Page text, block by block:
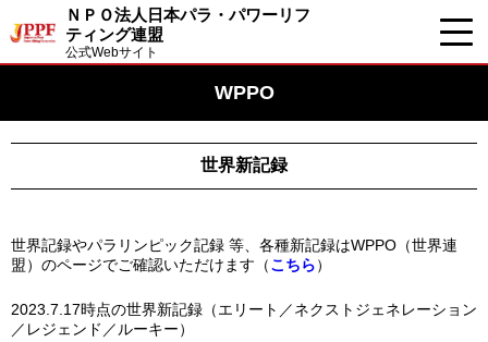
ＮＰＯ法人日本パラ・パワーリフ
ティング連盟
公式Webサイト
WPPO
世界新記録
世界記録やパラリンピック記録 等、各種新記録はWPPO（世界連
盟）のページでご確認いただけます（こちら）
2023.7.17時点の世界新記録（エリート／ネクストジェネレーション
／レジェンド／ルーキー）